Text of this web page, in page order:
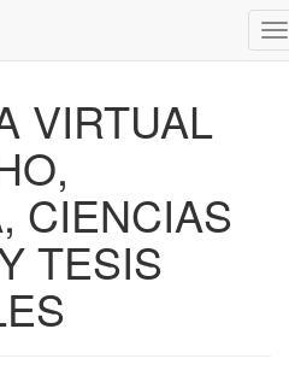
VIRTUAL
CIENCIAS
TESIS